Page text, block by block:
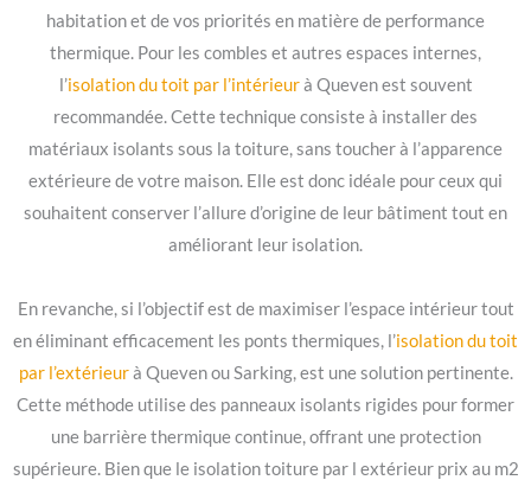
habitation et de vos priorités en matière de performance
thermique. Pour les combles et autres espaces internes,
l’isolation du toit par l’intérieurà Queven est souvent
recommandée. Cette technique consiste à installer des
matériaux isolants sous la toiture, sans toucher à l’apparence
extérieure de votre maison. Elle est donc idéale pour ceux qui
souhaitent conserver l’allure d’origine de leur bâtiment tout en
améliorant leur isolation.
En revanche, si l’objectif est de maximiser l’espace intérieur tout
en éliminant efficacement les ponts thermiques, l’isolation du toit
par l’extérieurà Queven ou Sarking, est une solution pertinente.
Cette méthode utilise des panneaux isolants rigides pour former
une barrière thermique continue, offrant une protection
supérieure. Bien que le isolation toiture par l extérieur prix au m2